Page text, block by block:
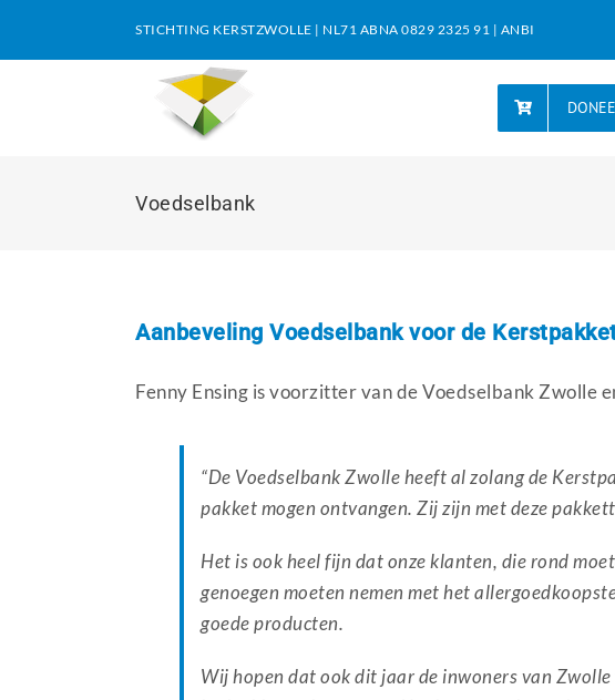
STICHTING KERSTZWOLLE | NL71 ABNA 0829 2325 91 | ANBI
Voedselbank
Aanbeveling Voedselbank voor de
Fenny Ensing is voorzitter van de Voedselbank Zwolle
“De Voedselbank Zwolle heeft al zolang de
pakket mogen ontvangen. Zij zijn met deze
Het is ook heel fijn dat onze klanten, die rond
genoegen moeten nemen met het
goede producten.
Wij hopen dat ook dit jaar de inwoners van